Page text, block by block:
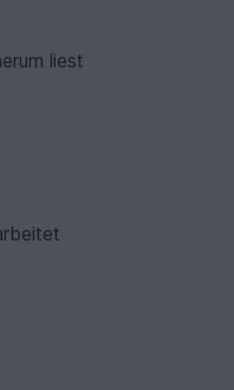
liest